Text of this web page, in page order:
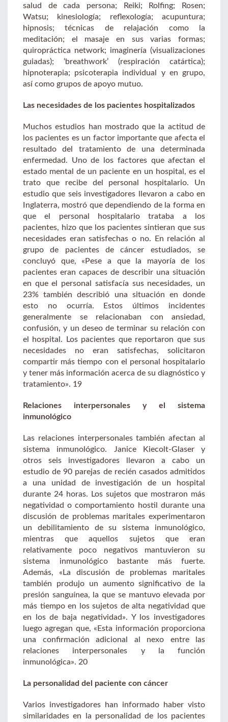
salud de cada persona; Reiki; Rolfing; Rosen;
Watsu; kinesiología; reflexología; acupuntura;
hipnosis; técnicas de relajación como la
meditación; el masaje en sus varias formas;
quiropráctica network; imaginería (visualizaciones
guiadas); ‘breathwork’ (respiración catártica);
hipnoterapia; psicoterapia individual y en grupo,
así como grupos de apoyo mutuo.
Las necesidades de los pacientes hospitalizados
Muchos estudios han mostrado que la actitud de
los pacientes es un factor importante que afecta el
resultado del tratamiento de una determinada
enfermedad. Uno de los factores que afectan el
estado mental de un paciente en un hospital, es el
trato que recibe del personal hospitalario. Un
estudio que seis investigadores llevaron a cabo en
Inglaterra, mostró que dependiendo de la forma en
que el personal hospitalario trataba a los
pacientes, hizo que los pacientes sintieran que sus
necesidades eran satisfechas o no. En relación al
grupo de pacientes de cáncer estudiados, se
concluyó que, «Pese a que la mayoría de los
pacientes eran capaces de describir una situación
en que el personal satisfacía sus necesidades, un
23% también describió una situación en donde
esto no ocurría. Estos últimos incidentes
generalmente se relacionaban con ansiedad,
confusión, y un deseo de terminar su relación con
el hospital. Los pacientes que reportaron que sus
necesidades no eran satisfechas, solicitaron
compartir más tiempo con el personal hospitalario
y tener más información acerca de su diagnóstico y
tratamiento». 19
Relaciones interpersonales y el sistema
inmunológico
Las relaciones interpersonales también afectan al
sistema inmunológico. Janice Kiecolt-Glaser y
otros seis investigadores llevaron a cabo un
estudio de 90 parejas de recién casados admitidos
a una unidad de investigación de un hospital
durante 24 horas. Los sujetos que mostraron más
negatividad o comportamiento hostil durante una
discusión de problemas maritales experimentaron
un debilitamiento de su sistema inmunológico,
mientras que aquellos sujetos que eran
relativamente poco negativos mantuvieron su
sistema inmunológico bastante más fuerte.
Además, «La discusión de problemas maritales
también produjo un aumento significativo de la
presión sanguínea, la que se mantuvo elevada por
más tiempo en los sujetos de alta negatividad que
en los de baja negatividad». Y los investigadores
luego agregan que, «Esta información proporciona
una confirmación adicional al nexo entre las
relaciones interpersonales y la función
inmunológica». 20
La personalidad del paciente con cáncer
Varios investigadores han informado haber visto
similaridades en la personalidad de los pacientes